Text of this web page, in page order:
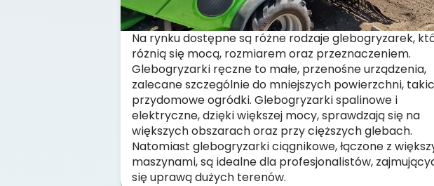
Na rynku dostępne są różne rodzaje glebogryzarek,
różnią się mocą, rozmiarem oraz przeznaczeniem.
Glebogryzarki ręczne to małe, przenośne urządzenia,
zalecane szczególnie do mniejszych powierzchni,
przydomowe ogródki. Glebogryzarki spalinowe i
elektryczne, dzięki większej mocy, sprawdzają się na
większych obszarach oraz przy cięższych glebach.
Natomiast glebogryzarki ciągnikowe, łączone z
maszynami, są idealne dla profesjonalistów,
się uprawą dużych terenów.